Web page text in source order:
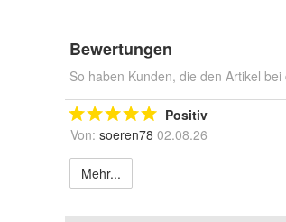
Bewertungen
So haben Kunden, die den Artikel
Positiv
Von: soeren78 02.08.26
Mehr...